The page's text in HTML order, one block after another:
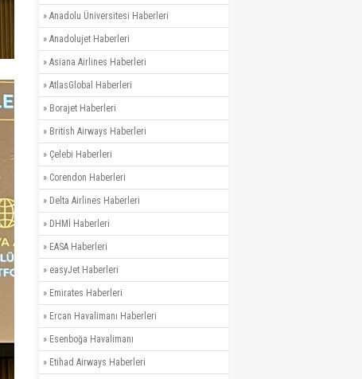
» Anadolu Üniversitesi Haberleri
» Anadolujet Haberleri
» Asiana Airlines Haberleri
» AtlasGlobal Haberleri
» Borajet Haberleri
» British Airways Haberleri
» Çelebi Haberleri
» Corendon Haberleri
» Delta Airlines Haberleri
» DHMİ Haberleri
» EASA Haberleri
» easyJet Haberleri
» Emirates Haberleri
» Ercan Havalimanı Haberleri
» Esenboğa Havalimanı
» Etihad Airways Haberleri